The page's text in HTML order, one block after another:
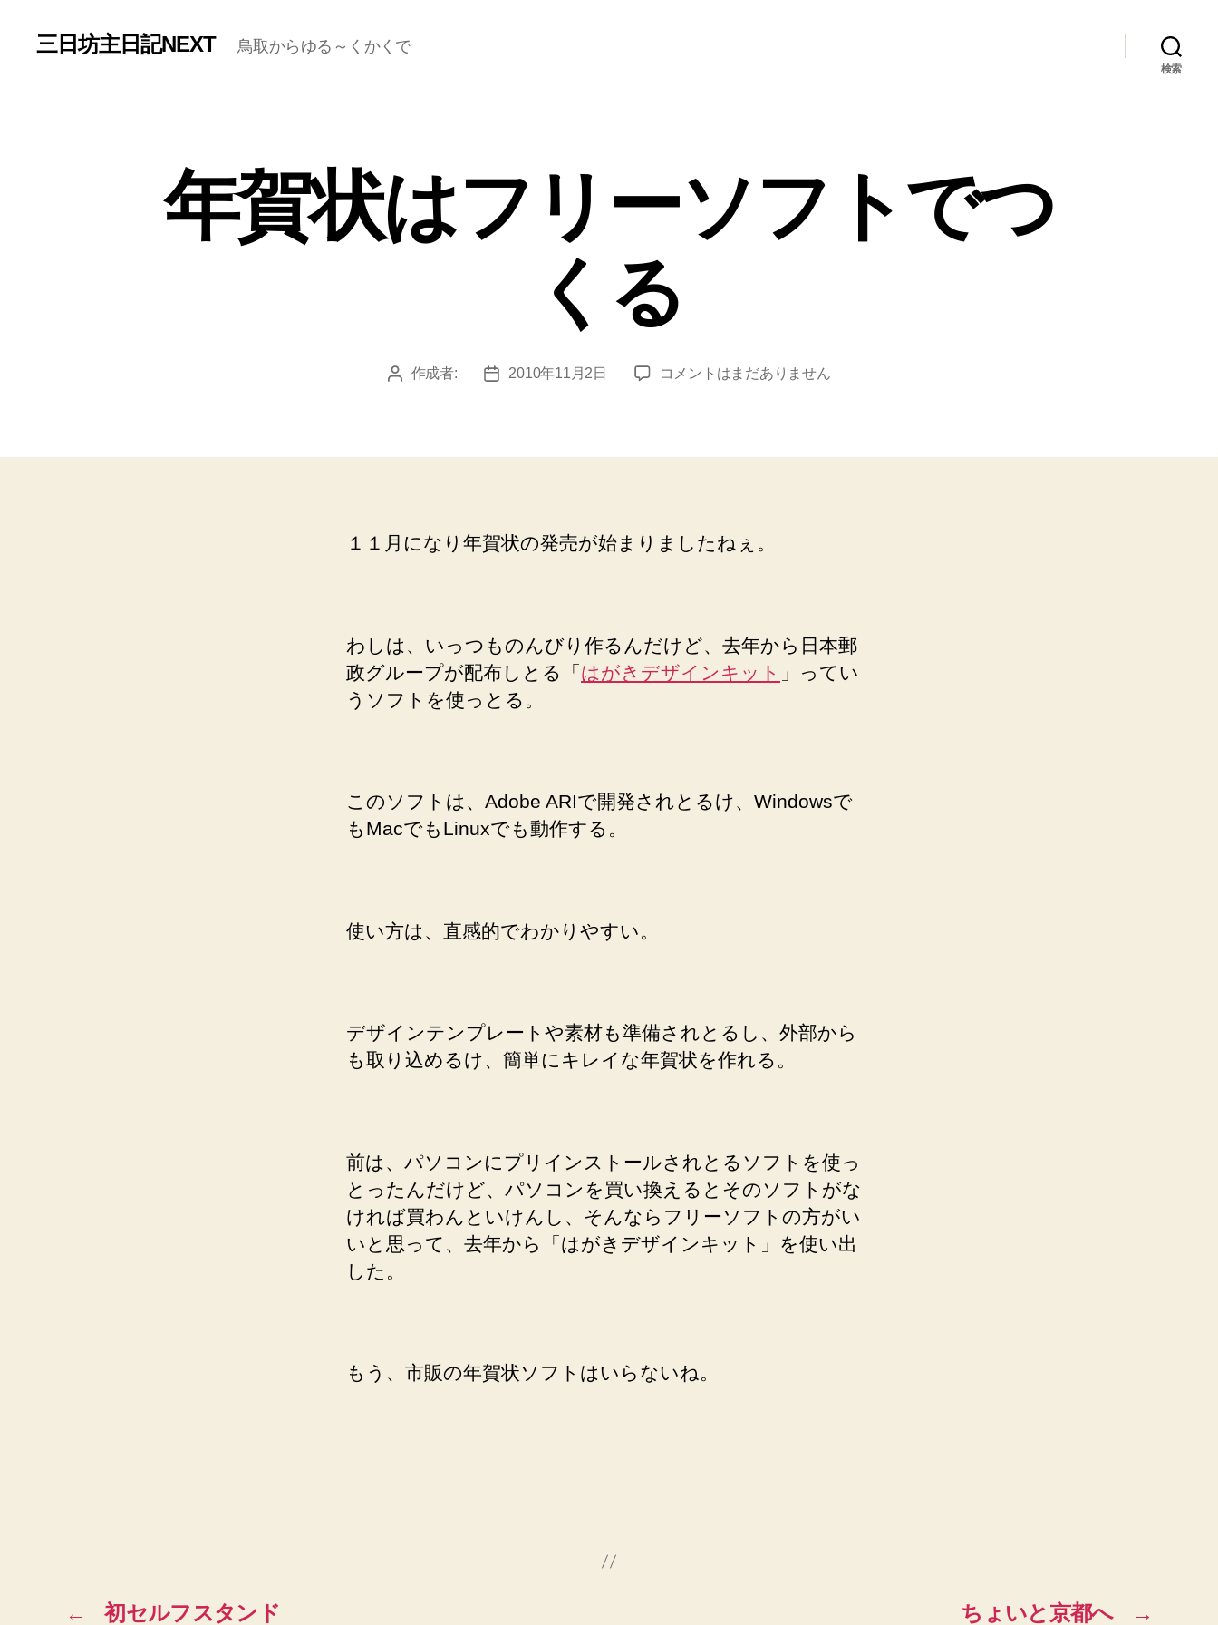
三日坊主日記NEXT 鳥取からゆる～くかくで
検索
年賀状はフリーソフトでつ
くる
投 作成者:
投
2010年11月2日
年
フ
フ
る
へ
コメントはまだありません
１１月になり年賀状の発売が始まりましたねぇ。
わしは、いっつものんびり作るんだけど、去年から日本郵
政グループが配布しとる「はがきデザインキット 」ってい
うソフトを使っとる。
このソフトは、Adobe ARIで開発されとるけ、Windowsで
もMacでもLinuxでも動作する。
使い方は、直感的でわかりやすい。
デザインテンプレートや素材も準備されとるし、外部から
も取り込めるけ、簡単にキレイな年賀状を作れる。
前は、パソコンにプリインストールされとるソフトを使っ
とったんだけど、パソコンを買い換えるとそのソフトがな
ければ買わんといけんし、そんならフリーソフトの方がい
いと思って、去年から「はがきデザインキット」を使い出
した。
もう、市販の年賀状ソフトはいらないね。
← 初セルフスタンド →
ちょいと京都へ